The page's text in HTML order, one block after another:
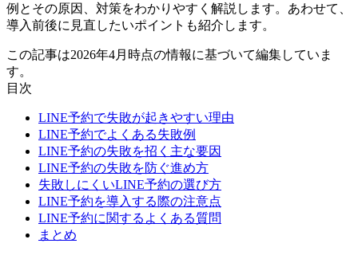
例とその原因、対策をわかりやすく解説します。あわせて、
導入前後に見直したいポイントも紹介します。
この記事は2026年4月時点の情報に基づいて編集していま
す。
目次
LINE予約で失敗が起きやすい理由
LINE予約でよくある失敗例
LINE予約の失敗を招く主な要因
LINE予約の失敗を防ぐ進め方
失敗しにくいLINE予約の選び方
LINE予約を導入する際の注意点
LINE予約に関するよくある質問
まとめ